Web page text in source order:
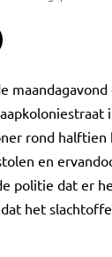
rond halftien
en
politie dat er
het